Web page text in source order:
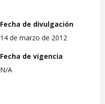
Fecha de divulgación
14 de marzo de 2012
Fecha de vigencia
N/A